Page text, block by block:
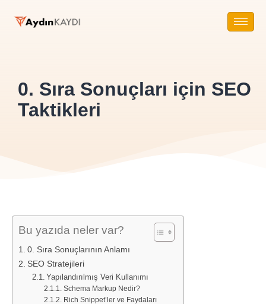
0. Sıra Sonuçları için SEO
Taktikleri
Bu yazıda neler var?
0. Sıra Sonuçlarının Anlamı
SEO Stratejileri
Yapılandırılmış Veri Kullanımı
Schema Markup Nedir?
Rich Snippet’ler ve Faydaları